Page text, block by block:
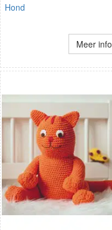
Hond
Meer info